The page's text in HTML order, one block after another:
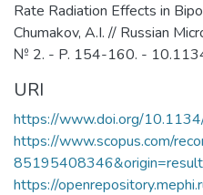
Rate Radiation Effects in
Chumakov, A.I. // Russian
№ 2. - P. 154-160. -
URI
https://www.doi.org/
https://www.scopus.com/
https://